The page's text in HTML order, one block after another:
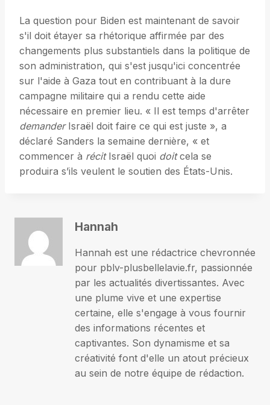
La question pour Biden est maintenant de savoir
s'il doit étayer sa rhétorique affirmée par des
changements plus substantiels dans la politique de
son administration, qui s'est jusqu'ici concentrée
sur l'aide à Gaza tout en contribuant à la dure
campagne militaire qui a rendu cette aide
nécessaire en premier lieu. « Il est temps d'arrêter
demanderIsraël doit faire ce qui est juste », a
déclaré Sanders la semaine dernière, « et
commencer à récitIsraël quoi doitcela se
produira s’ils veulent le soutien des États-Unis.
Hannah
Hannah est une rédactrice chevronnée
pour pblv-plusbellelavie.fr, passionnée
par les actualités divertissantes. Avec
une plume vive et une expertise
certaine, elle s'engage à vous fournir
des informations récentes et
captivantes. Son dynamisme et sa
créativité font d'elle un atout précieux
au sein de notre équipe de rédaction.